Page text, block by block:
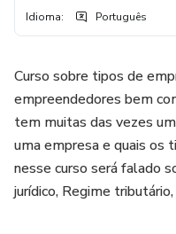
Idioma: Português
Curso sobre tipos de
empreendedores bem
tem muitas das vezes
uma empresa e quais os
nesse curso será falado
jurídico, Regime